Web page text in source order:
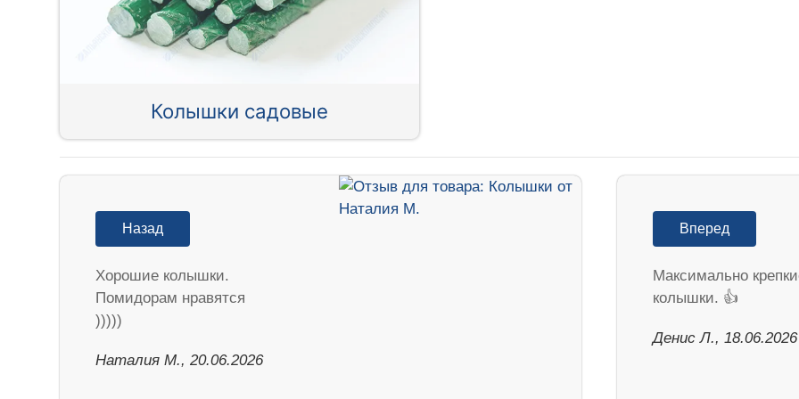
Колышки садовые
Назад
Хорошие колышки.
Помидорам нравятся
)))))
Наталия М., 20.06.2026
Вперед
Максимально
колышки. 👍
Денис Л., 18.06.2026